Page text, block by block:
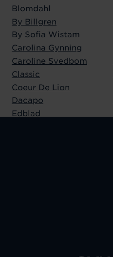
Blomdahl
By Billgren
By Sofia Wistam
Carolina Gynning
Caroline Svedbom
Classic
Coeur De Lion
Dacapo
Edblad